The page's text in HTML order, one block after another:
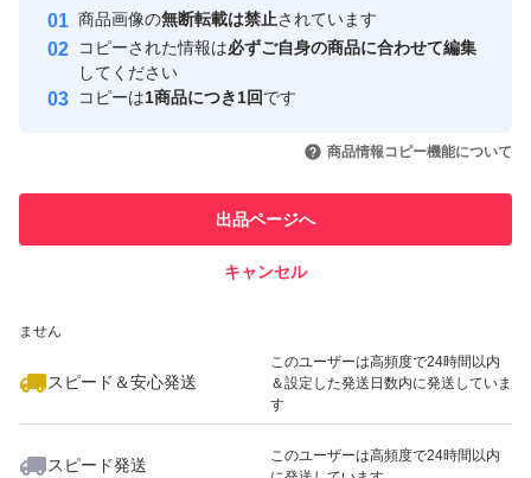
角質が増える現象を発見。
摩擦ダメージを生みやすいクレンジングで、ゴワつきをケ
アできないかと、逆転の発想にチャレンジ。
角層をほぐし、やわらかく整えることで、次に使うスキン
へ進化。
肌表面をやわらかくほぐすことで、くすみ*2のベールまで
極限まで摩擦を抑えるために考えられた処方の数々。
8種の美容オイルで素肌の透明感に働きかける。フィルム
濡れた手でも使える。W洗顔不要。まつエクOK。
安心取引出品者
心・安全なユーザーです
取引実績
引を完了させた実績があります
での取引実績があります
ません
スピード＆安心発送
このユーザーは高頻度で24時間以内
＆設定した発送日数内に発送していま
す
スピード発送
このユーザーは高頻度で24時間以内
商品画像の無断転載は禁止されています
コピーされた情報は必ずご自身の商品に合わせて編集
してください
コピーは1商品につき1回です
商品情報コピー機能について
出品ページへ
キャンセル